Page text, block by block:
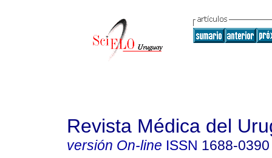
Revista Médica del
versión On-line ISSN 1688-0390